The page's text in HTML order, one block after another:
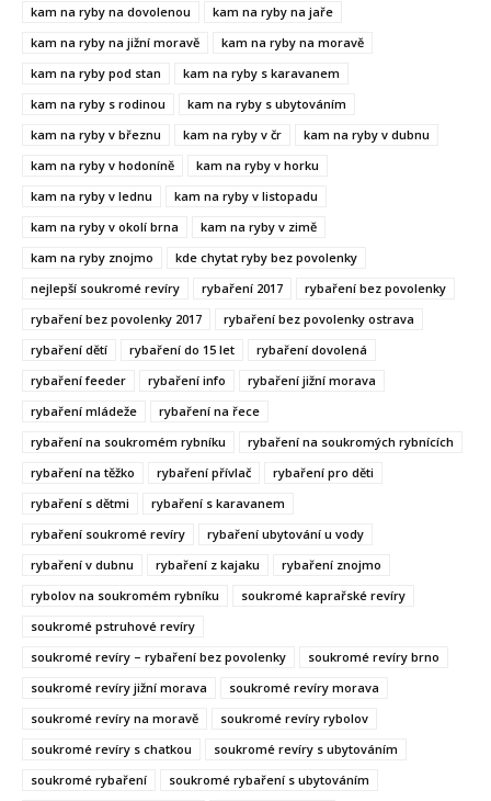
kam na ryby na dovolenou
kam na ryby na jaře
kam na ryby na jižní moravě
kam na ryby na moravě
kam na ryby pod stan
kam na ryby s karavanem
kam na ryby s rodinou
kam na ryby s ubytováním
kam na ryby v březnu
kam na ryby v čr
kam na ryby v dubnu
kam na ryby v hodoníně
kam na ryby v horku
kam na ryby v lednu
kam na ryby v listopadu
kam na ryby v okolí brna
kam na ryby v zimě
kam na ryby znojmo
kde chytat ryby bez povolenky
nejlepší soukromé revíry
rybaření 2017
rybaření bez povolenky
rybaření bez povolenky 2017
rybaření bez povolenky ostrava
rybaření dětí
rybaření do 15 let
rybaření dovolená
rybaření feeder
rybaření info
rybaření jižní morava
rybaření mládeže
rybaření na řece
rybaření na soukromém rybníku
rybaření na soukromých rybnících
rybaření na těžko
rybaření přívlač
rybaření pro děti
rybaření s dětmi
rybaření s karavanem
rybaření soukromé revíry
rybaření ubytování u vody
rybaření v dubnu
rybaření z kajaku
rybaření znojmo
rybolov na soukromém rybníku
soukromé kaprařské revíry
soukromé pstruhové revíry
soukromé revíry – rybaření bez povolenky
soukromé revíry brno
soukromé revíry jižní morava
soukromé revíry morava
soukromé revíry na moravě
soukromé revíry rybolov
soukromé revíry s chatkou
soukromé revíry s ubytováním
soukromé rybaření
soukromé rybaření s ubytováním